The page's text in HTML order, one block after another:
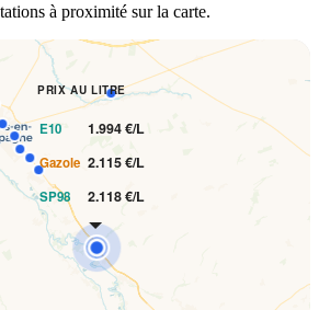
à proximité sur la carte.
PRIX AU LITRE
E10 1.994 €/L
Gazole 2.115 €/L
SP98 2.118 €/L